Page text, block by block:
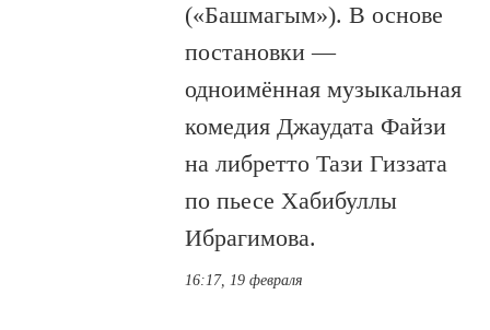
(«Башмагым»). В основе
постановки —
одноимённая музыкальная
комедия Джаудата Файзи
на либретто Тази Гиззата
по пьесе Хабибуллы
Ибрагимова.
16:17, 19 февраля